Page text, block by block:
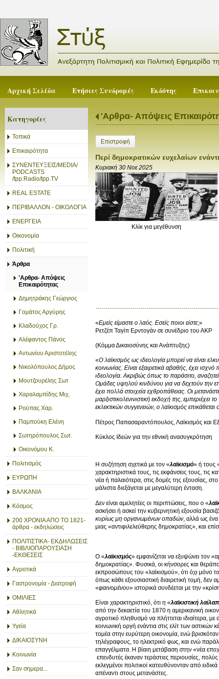
Αρχική Σελίδα Ετήσιες Συνδρομές Εκδότης
Κατηγορίες
Τοπικά
Επικαιρότητα
ΣΥΝΕΝΤΕΥΞΕΙΣ/MEDIA/
PODCASTS
/tpp.Radio/tpp.TV
REAL ESTATE
ΠΕΡΙΒΑΛΛΟΝ - ΟΙΚΟΛΟΓΙΑ
ΕΝΕΡΓΕΙΑ
Οικονομία
Πολιτική
Άρθρα
'Αρθρα- Απόψεις
Επικαιρότητας
Δημητράκης Γεώργιος
Γομάτος Αργύρης
Κλαδούχος Γρ.
Αλέφαντος Πάνος
Αντωνίου Αριστοτέλης
Νικολόπουλος Δήμος
Μουτζουρέλης Σωτ
Χαραλαμπίδης Μιχ.
Ρούπας Χαρ.
Παμπούκη Ελένη
Σωτηρόπουλος Σωτ.
Οικονόμου Κ.
Πολιτισμός
ΕΥΡΩΠΗ
ΒΑΛΚΑΝΙΑ
Κόσμος
200 ΧΡΟΝΙΑ ΑΠΟ ΤΟ 1821-
άρθρα - εκδηλώσεις
ΠΟΛΙΤΙΣΤΙΚΑ- ΕΚΔΗΛΩΣΕΙΣ
- ΒΙΒΛΙΟΠΑΡΟΥΣΙΑΣΗ
-ΕΚΘΕΣΕΙΣ
Αγροτικά
Γαστρονομία - Διατροφή
ΟΜΙΛΙΕΣ
Αθλητικά
Υγεία
ΔΙΚΑΙΟΣΥΝΗ
Κοινωνία
Σαν σημερα...
'Αρθρα- Απόψεις
Επιστροφή
Περί δημοκρατικών ευχελαίων
Κυριακή 30 Νοε 2025
Κλίκ για μεγέθυνση
«Εμείς είμαστε ο λαός. Εσείς ποιοι είστε;»
Ρετζέπ Ταγίπ Ερντογάν σε συνέδριο του ΑΚP
(Κόμμα Δικαιοσύνης και Ανάπτυξης)
«Ο λαϊκισμός ως ιδεολογία μπορεί να είναι
κοινωνίας. Είναι εξαιρετικά αβαθής, έχει
ιδεολογία. Ακριβώς όπως το παράσιτο,
Ομάδες υψηλού κινδύνου για να δεχτούν την
έχει πολλά στοιχεία εχθροπάθειας. Οι
μαρξιστικολενινιστική εκδοχή της,
εκλεκτικών συγγενειών, ο λαϊκισμός επικάθεται
Πέτρος Παπασαραντόπουλος, Λαϊκισμός και
Κύκλος Ιδεών για την εθνική ανασυγκρότηση
Η συζήτηση σχετικά με τον «λαϊκισμό» ή τους
χαρακτηριστικά τους, τις εκφάνσεις τους,
νέα ή παλαιότερα, στις δομές της εξουσίας,
μάλιστα διεξάγεται με μεγαλύτερη ένταση.
Δεν είναι αμελητέες οι περιπτώσεις, που ο «
ασκήσει ή ασκεί την κυβερνητική εξουσία
κυρίως μη οργανωμένων οπαδών, αλλά ως
μιας «αντιφιλελεύθερης δημοκρατίας», και
Ο «λαϊκισμός» εμφανίζεται να εξυψώνει τον
δημοκρατίας». Φυσικά, οι κήνσορες και
εκπροσώπους του «λαϊκισμού», ότι όχι μόνο
όπως κάθε εξουσιαστική διαιρετική τομή,
«φαινομένου» ιστορικά συνδέεται με την
Είναι χαρακτηριστικό, ότι η «λαϊκιστική
από την δεκαετία του 1870 η αμερικανική
αγροτικό πληθυσμό να πλήττεται ιδιαίτερα,
κοινωνική οργή ενάντια στις ελίτ των
τομέα στην ευρύτερη οικονομία, ενώ
τηλέγραφους, το ηλεκτρικό φως, και ενώ
επαγγέλματα. Η βίαιη μετάβαση στην «νέα
επενδυτές έκαναν τεράστιες περιουσίες,
εκλεγμένοι πολιτικοί κατευθύνονταν από
απέναντι στους μετανάστες.